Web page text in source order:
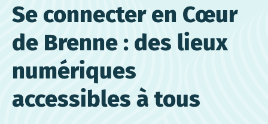
Se connecter en Cœur
de Brenne : des lieux
numériques
accessibles à tous